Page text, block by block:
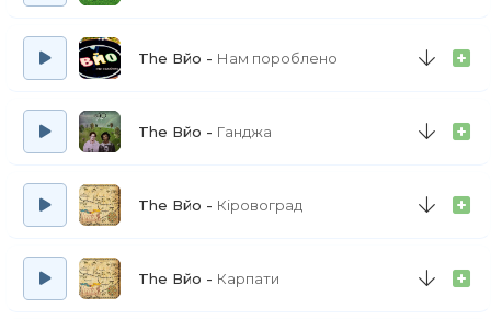
The Вйо Нам пороблено
The Вйо Ганджа
The Вйо Кіровоград
The Вйо Карпати